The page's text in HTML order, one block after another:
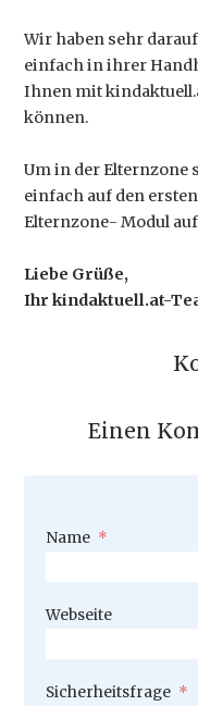
Wir haben sehr
einfach in ihrer
Ihnen mit
können.
Um in der Elternzone
einfach auf den
Elternzone- Modul
Liebe Grüße,
Ihr kindaktuell.at-
Einen
Pflichtfeld
Name *
Webseite
Pflichtfeld
Sicherheitsfrage *